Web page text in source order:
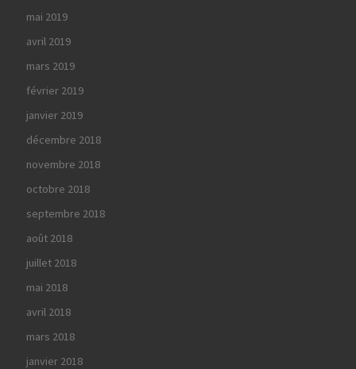
mai 2019
avril 2019
mars 2019
février 2019
janvier 2019
décembre 2018
novembre 2018
octobre 2018
septembre 2018
août 2018
juillet 2018
mai 2018
avril 2018
mars 2018
janvier 2018